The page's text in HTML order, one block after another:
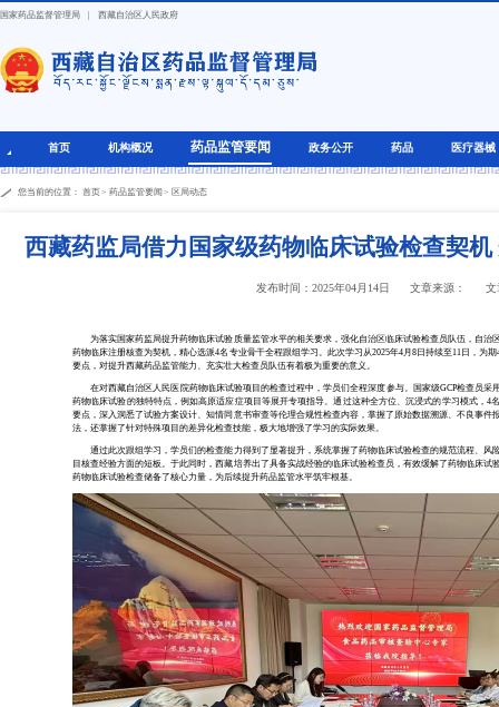
国家药品监督管理局 | 西藏自治区人民政府
首页 机构概况 药品监管要闻 政务公开 药品 医疗器械
您当前的位置： 首页> 药品监管要闻 > 区局动态
西藏药监局借力国家级药物临床试验检查契
发布时间：2025年04月14日 文章来源： 文
为落实国家药监局提升药物临床试验质量监管水平的相关要求，强化自治区临床试验检查员队伍，自治
药物临床注册核查为契机，精心选派4名专业骨干全程跟组学习。此次学习从2025年4月8日持续至11日，为
要点，对提升西藏药品监管能力、充实壮大检查员队伍有着极为重要的意义。
在对西藏自治区人民医院药物临床试验项目的检查过程中，学员们全程深度参与。国家级GCP检查员采
药物临床试验的独特特点，例如高原适应症项目等展开专项指导。通过这种全方位、沉浸式的学习模式，4
要点，深入洞悉了试验方案设计、知情同意书审查等伦理合规性检查内容，掌握了原始数据溯源、不良事件
法，还掌握了针对特殊项目的差异化检查技能，极大地增强了学习的实际效果。
通过此次跟组学习，学员们的检查能力得到了显著提升，系统掌握了药物临床试验检查的规范流程、风
目核查经验方面的短板。于此同时，西藏培养出了具备实战经验的临床试验检查员，有效缓解了药物临床
药物临床试验检查储备了核心力量，为后续提升药品监管水平筑牢根基。